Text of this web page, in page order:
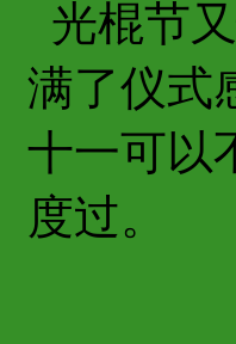
光棍节
满了仪式
十一可以
度过。